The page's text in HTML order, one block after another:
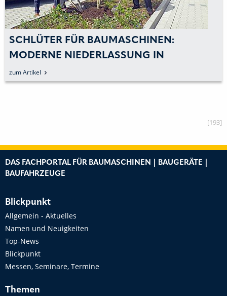
SCHLÜTER FÜR BAUMASCHINEN:
MODERNE NIEDERLASSUNG IN
GEORGSMARIENHÜTTE
zum Artikel
[193]
DAS FACHPORTAL FÜR BAUMASCHINEN | BAUGERÄTE |
BAUFAHRZEUGE
Blickpunkt
Allgemein - Aktuelles
Namen und Neuigkeiten
Top-News
Blickpunkt
Messen, Seminare, Termine
Themen